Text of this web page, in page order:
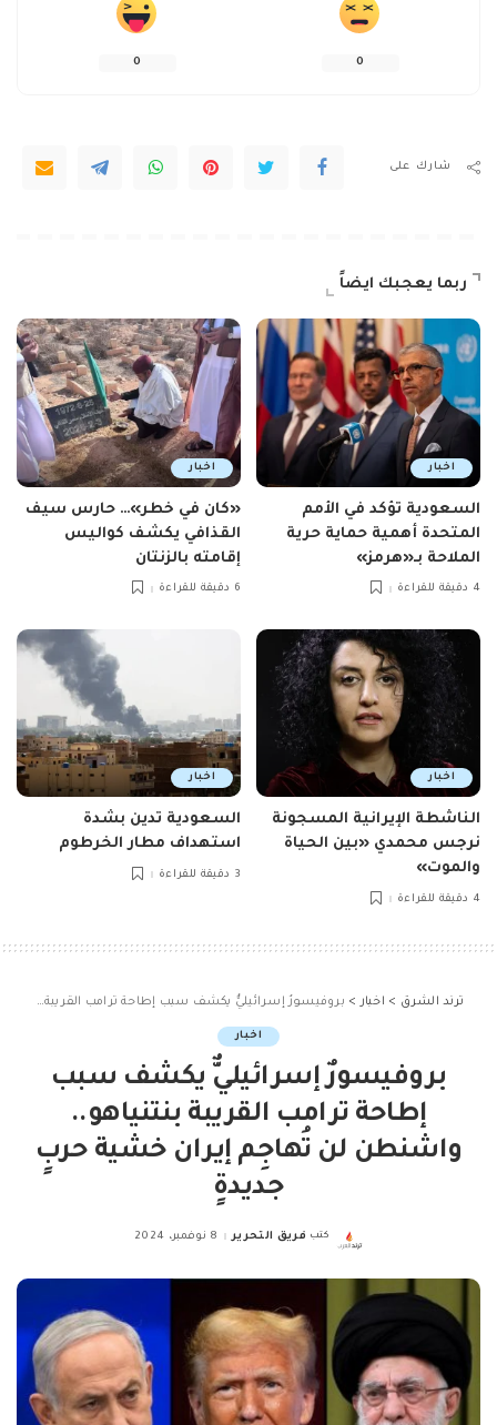
0
0
شارك على
ربما يعجبك ايضاً
اخبار
السعودية تؤكد في الأمم
المتحدة أهمية حماية حرية
الملاحة بـ«هرمز»
4 دقيقة للقراءة
اخبار
«كان في خطر»… حارس سيف
القذافي يكشف كواليس
إقامته بالزنتان
6 دقيقة للقراءة
اخبار
الناشطة الإيرانية المسجونة
نرجس محمدي «بين الحياة
والموت»
4 دقيقة للقراءة
اخبار
السعودية تدين بشدة
استهداف مطار الخرطوم
3 دقيقة للقراءة
ترند الشرق > اخبار > بروفيسورٌ إسرائيليٌّ يكشف سبب إطاحة ترامب القريبة بنتنياهو.. واشنطن لن تُهاجِم إيران خشية حربٍ جديدةٍ
اخبار
بروفيسورٌ إسرائيليٌّ يكشف سبب
إطاحة ترامب القريبة بنتنياهو..
واشنطن لن تُهاجِم إيران خشية حربٍ
جديدةٍ
Posted
كتب فريق التحرير 8 نوفمبر، 2024